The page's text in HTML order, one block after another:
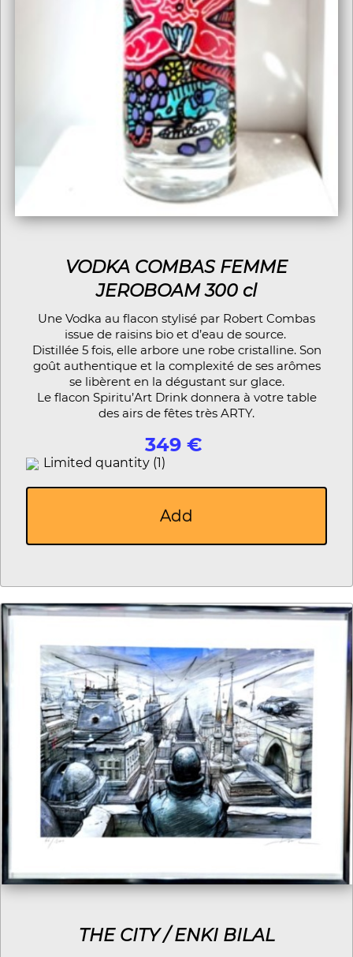
VODKA COMBAS FEMME
JEROBOAM 300 cl
Une Vodka au flacon stylisé par Robert Combas
issue de raisins bio et d’eau de source.
Distillée 5 fois, elle arbore une robe cristalline. Son
goût authentique et la complexité de ses arômes
se libèrent en la dégustant sur glace.
Le flacon Spiritu’Art Drink donnera à votre table
des airs de fêtes très ARTY.
349 €
Limited quantity (1)
Add
THE CITY / ENKI BILAL